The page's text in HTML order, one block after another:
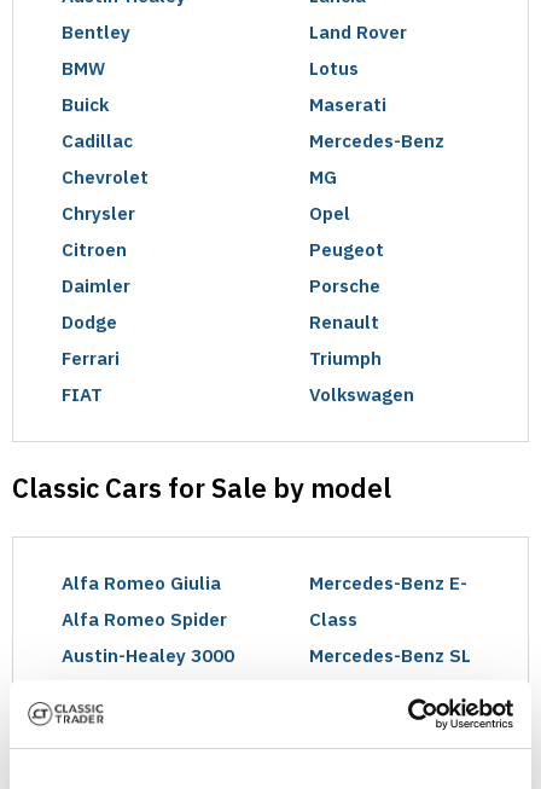
Bentley
BMW
Buick
Cadillac
Chevrolet
Chrysler
Citroen
Daimler
Dodge
Ferrari
FIAT
Land Rover
Lotus
Maserati
Mercedes-Benz
MG
Opel
Peugeot
Porsche
Renault
Triumph
Volkswagen
Classic Cars for Sale by model
Alfa Romeo Giulia
Alfa Romeo Spider
Austin-Healey 3000
Chevrolet Corvette
Mercedes-Benz E-
Class
Mercedes-Benz SL